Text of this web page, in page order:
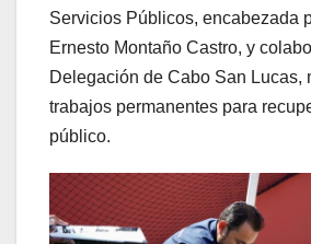
Servicios Públicos, encabezada
Ernesto Montaño Castro, y
Delegación de Cabo San Lucas,
trabajos permanentes para
público.